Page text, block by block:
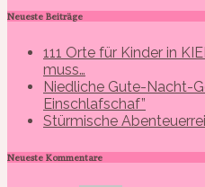
Neueste Beiträge
111 Orte für Kinder in
muss…
Niedliche Gute-Nacht-
Einschlafschaf”
Stürmische
Neueste Kommentare